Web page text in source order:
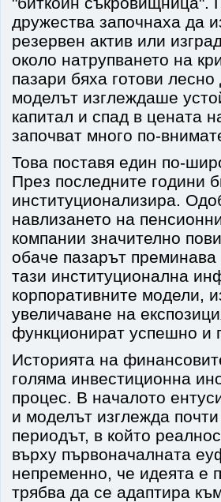
дружества започнаха да
резервен актив или
около натрупването на
пазари бяха готови
моделът изглеждаше
капитал и спад в цената
започват много по-
Това поставя един по-
През последните години
институционализира.
навлизането на
компании значително
обаче пазарът
тази институционална
корпоративните модели,
увеличаване на
функционират успешно и
Историята на
голяма инвестиционна
процес. В началото
и моделът изглежда
периодът, в който
върху първоначалната
непременно, че идеята е
трябва да се адаптира